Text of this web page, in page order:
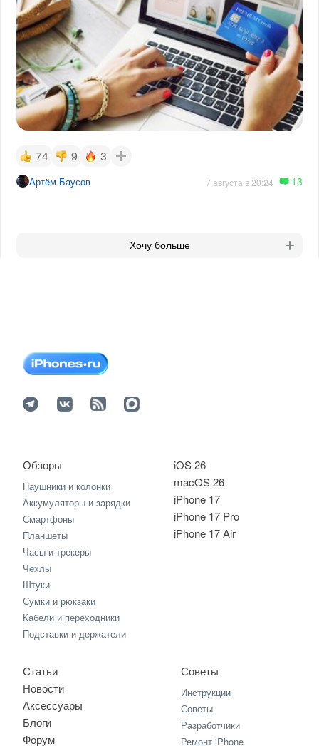
74 9 3
Артём Баусов 7 августа в 20:24 13
Хочу больше
iOS 26
macOS 26
iPhone 17
iPhone 17 Pro
iPhone 17 Air
Обзоры
Наушники и колонки
Аккумуляторы и зарядки
Смартфоны
Планшеты
Часы и трекеры
Чехлы
Штуки
Сумки и рюкзаки
Кабели и переходники
Подставки и держатели
Статьи
Новости
Аксессуары
Блоги
Форум
Советы
Инструкции
Советы
Разработчики
Ремонт iPhone